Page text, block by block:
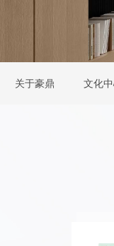
关于豪鼎 文化